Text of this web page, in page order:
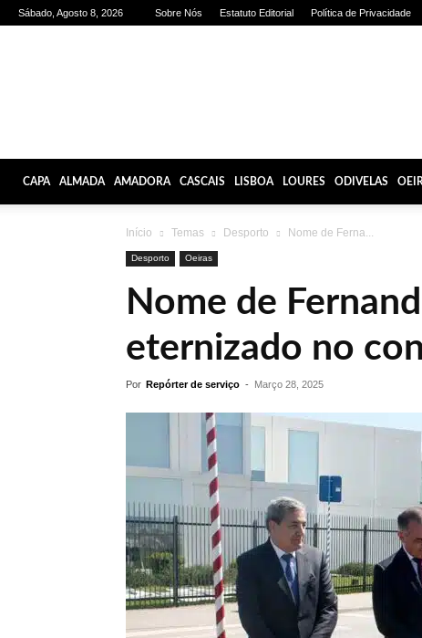
Sábado, Agosto 8, 2026 Sobre Nós Estatuto Editorial Política de Privacidade
CAPA ALMADA AMADORA CASCAIS LISBOA LOURES ODIVELAS
Início Temas Desporto Nome de Ferna...
Desporto Oeiras
Nome de
eternizado no
Por Repórter de serviço - Março 28, 2025